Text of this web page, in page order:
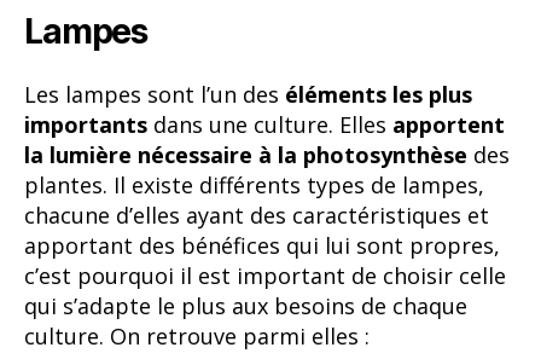
Lampes
Les lampes sont l’un des éléments les plus
importants dans une culture. Elles apportent
la lumière nécessaire à la photosynthèse des
plantes. Il existe différents types de lampes,
chacune d’elles ayant des caractéristiques et
apportant des bénéfices qui lui sont propres,
c’est pourquoi il est important de choisir celle
qui s’adapte le plus aux besoins de chaque
culture. On retrouve parmi elles :